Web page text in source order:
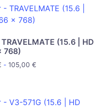
(15.6 | HD
768)
- 105,00€